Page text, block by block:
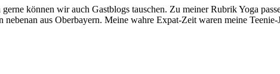
gerne können wir auch Gastblogs tauschen. Zu meiner Rubrik Yoga
aus Oberbayern. Meine wahre Expat-Zeit waren meine